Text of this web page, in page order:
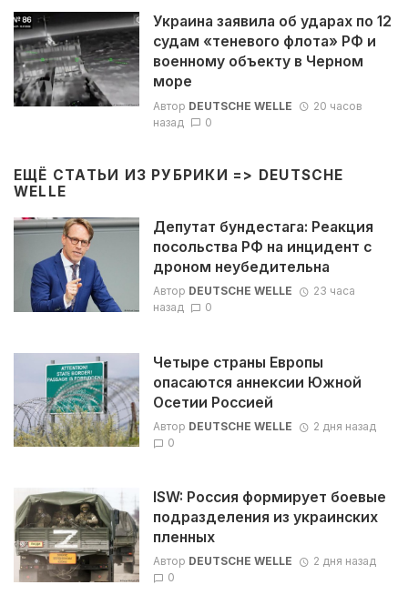
Украина заявила об ударах по 12
судам «теневого флота» РФ и
военному объекту в Черном
море
Автор DEUTSCHE WELLE
20 часов
назад
0
ЕЩЁ СТАТЬИ ИЗ РУБРИКИ => DEUTSCHE
WELLE
Депутат бундестага: Реакция
посольства РФ на инцидент с
дроном неубедительна
Автор DEUTSCHE WELLE
23 часа
назад
0
Четыре страны Европы
опасаются аннексии Южной
Осетии Россией
Автор DEUTSCHE WELLE
2 дня назад
0
ISW: Россия формирует боевые
подразделения из украинских
пленных
Автор DEUTSCHE WELLE
2 дня назад
0